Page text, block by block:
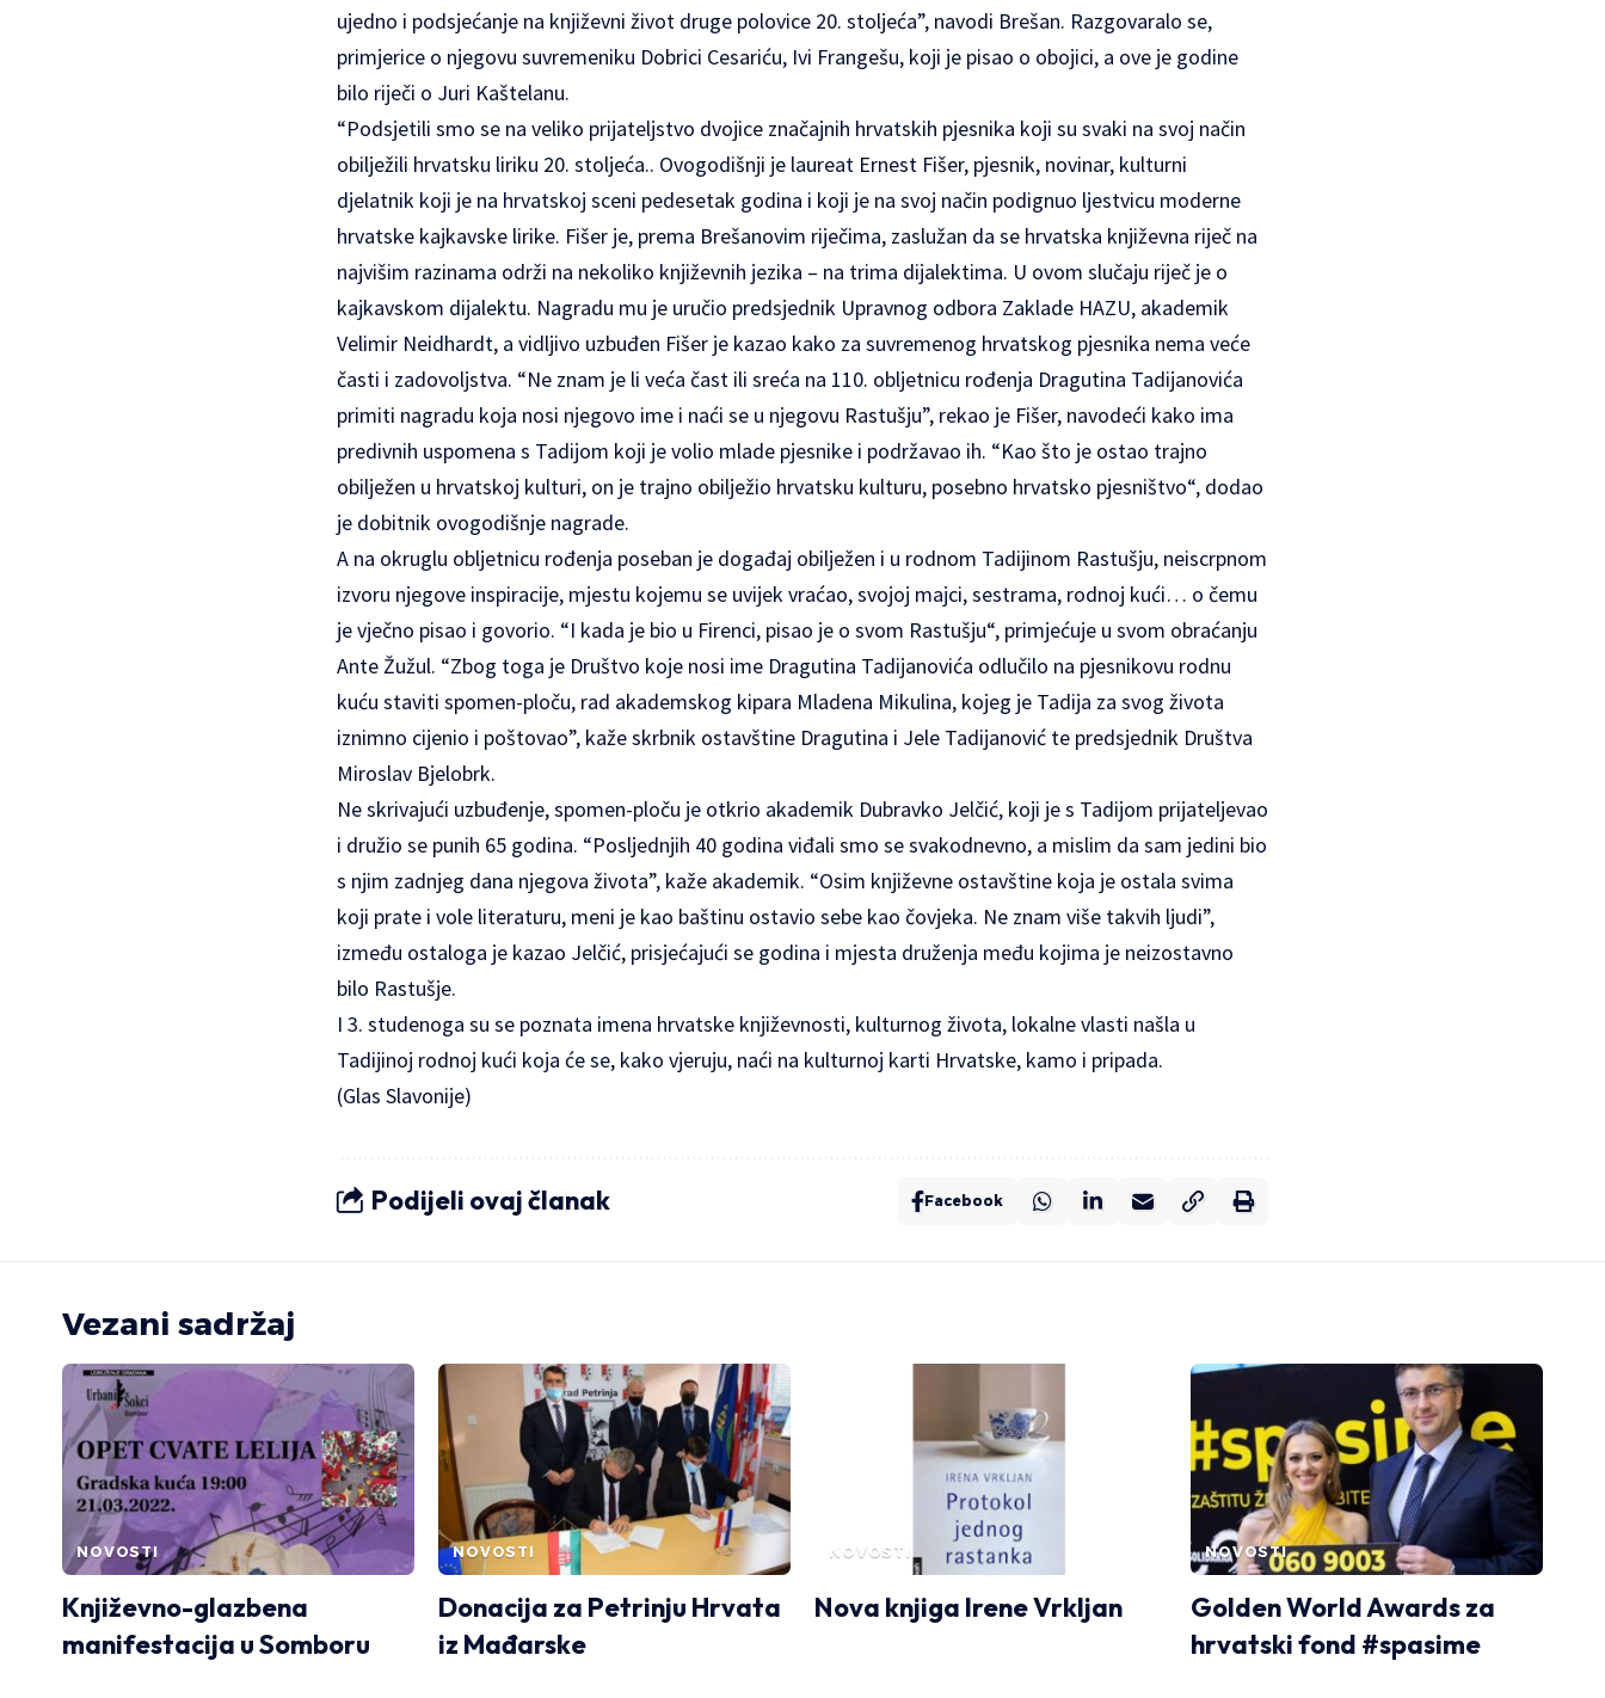
ujedno i podsjećanje na književni život druge polovice 20. stoljeća”, navodi Brešan. Razgovaralo se,
primjerice o njegovu suvremeniku Dobrici Cesariću, Ivi Frangešu, koji je pisao o obojici, a ove je godine
bilo riječi o Juri Kaštelanu.
“Podsjetili smo se na veliko prijateljstvo dvojice značajnih hrvatskih pjesnika koji su svaki na svoj način
obilježili hrvatsku liriku 20. stoljeća.. Ovogodišnji je laureat Ernest Fišer, pjesnik, novinar, kulturni
djelatnik koji je na hrvatskoj sceni pedesetak godina i koji je na svoj način podignuo ljestvicu moderne
hrvatske kajkavske lirike. Fišer je, prema Brešanovim riječima, zaslužan da se hrvatska književna riječ na
najvišim razinama održi na nekoliko književnih jezika – na trima dijalektima. U ovom slučaju riječ je o
kajkavskom dijalektu. Nagradu mu je uručio predsjednik Upravnog odbora Zaklade HAZU, akademik
Velimir Neidhardt, a vidljivo uzbuđen Fišer je kazao kako za suvremenog hrvatskog pjesnika nema veće
časti i zadovoljstva. “Ne znam je li veća čast ili sreća na 110. obljetnicu rođenja Dragutina Tadijanovića
primiti nagradu koja nosi njegovo ime i naći se u njegovu Rastušju”, rekao je Fišer, navodeći kako ima
predivnih uspomena s Tadijom koji je volio mlade pjesnike i podržavao ih. “Kao što je ostao trajno
obilježen u hrvatskoj kulturi, on je trajno obilježio hrvatsku kulturu, posebno hrvatsko pjesništvo“, dodao
je dobitnik ovogodišnje nagrade.
A na okruglu obljetnicu rođenja poseban je događaj obilježen i u rodnom Tadijinom Rastušju, neiscrpnom
izvoru njegove inspiracije, mjestu kojemu se uvijek vraćao, svojoj majci, sestrama, rodnoj kući… o čemu
je vječno pisao i govorio. “I kada je bio u Firenci, pisao je o svom Rastušju“, primjećuje u svom obraćanju
Ante Žužul. “Zbog toga je Društvo koje nosi ime Dragutina Tadijanovića odlučilo na pjesnikovu rodnu
kuću staviti spomen-ploču, rad akademskog kipara Mladena Mikulina, kojeg je Tadija za svog života
iznimno cijenio i poštovao”, kaže skrbnik ostavštine Dragutina i Jele Tadijanović te predsjednik Društva
Miroslav Bjelobrk.
Ne skrivajući uzbuđenje, spomen-ploču je otkrio akademik Dubravko Jelčić, koji je s Tadijom prijateljevao
i družio se punih 65 godina. “Posljednjih 40 godina viđali smo se svakodnevno, a mislim da sam jedini bio
s njim zadnjeg dana njegova života”, kaže akademik. “Osim književne ostavštine koja je ostala svima
koji prate i vole literaturu, meni je kao baštinu ostavio sebe kao čovjeka. Ne znam više takvih ljudi”,
između ostaloga je kazao Jelčić, prisjećajući se godina i mjesta druženja među kojima je neizostavno
bilo Rastušje.
I 3. studenoga su se poznata imena hrvatske književnosti, kulturnog života, lokalne vlasti našla u
Tadijinoj rodnoj kući koja će se, kako vjeruju, naći na kulturnoj karti Hrvatske, kamo i pripada.
(Glas Slavonije)
Podijeli ovaj članak Facebook
Vezani sadržaj
NOVOSTI
Književno-glazbena
manifestacija u Somboru
NOVOSTI
Donacija za Petrinju Hrvata
iz Mađarske
NOVOSTI
Nova knjiga Irene Vrkljan
NOVOSTI
Golden World Awards za
hrvatski fond #spasime